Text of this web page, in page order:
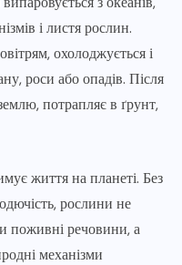
і листя рослин.
охолоджується і
роси або опадів. Після
потрапляє в ґрунт,
життя на планеті. Без
рослини не
поживні речовини, а
механізми